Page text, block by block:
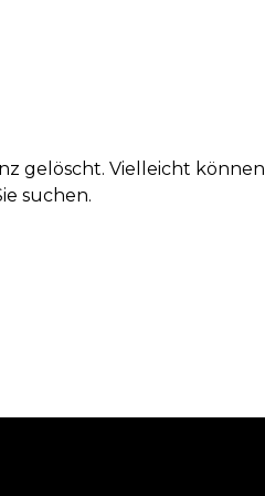
gelöscht. Vielleicht können
suchen.